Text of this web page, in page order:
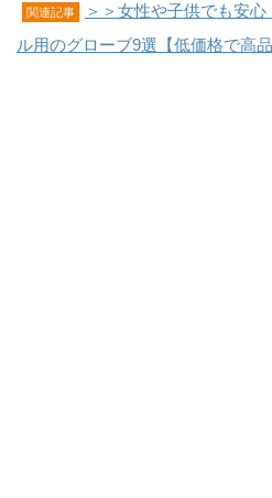
関連記事
＞＞女性や子供でも安
ル用のグローブ9選【低価格で高